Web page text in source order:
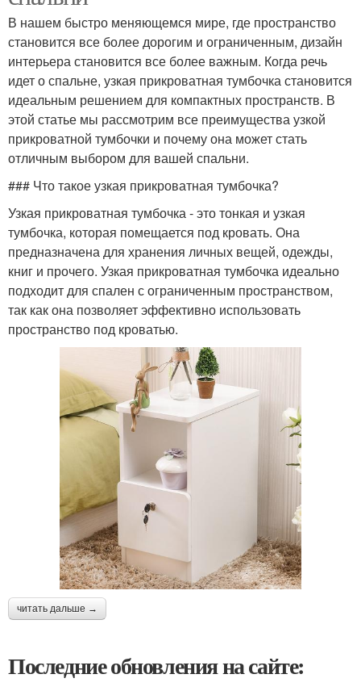
В нашем быстро меняющемся мире, где пространство
становится все более дорогим и ограниченным, дизайн
интерьера становится все более важным. Когда речь
идет о спальне, узкая прикроватная тумбочка становится
идеальным решением для компактных пространств. В
этой статье мы рассмотрим все преимущества узкой
прикроватной тумбочки и почему она может стать
отличным выбором для вашей спальни.
### Что такое узкая прикроватная тумбочка?
Узкая прикроватная тумбочка - это тонкая и узкая
тумбочка, которая помещается под кровать. Она
предназначена для хранения личных вещей, одежды,
книг и прочего. Узкая прикроватная тумбочка идеально
подходит для спален с ограниченным пространством,
так как она позволяет эффективно использовать
пространство под кроватью.
читать дальше →
Последние обновления на сайте: